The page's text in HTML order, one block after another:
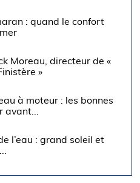
: quand le confort
Moreau, directeur de «
»
à moteur : les bonnes
avant...
l’eau : grand soleil et